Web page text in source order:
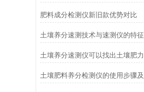
肥料成分检测仪新旧款优势对比
土壤养分速测技术与速测仪的特征